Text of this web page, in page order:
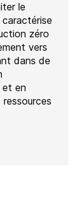
le
zéro
vers
dans de
et en